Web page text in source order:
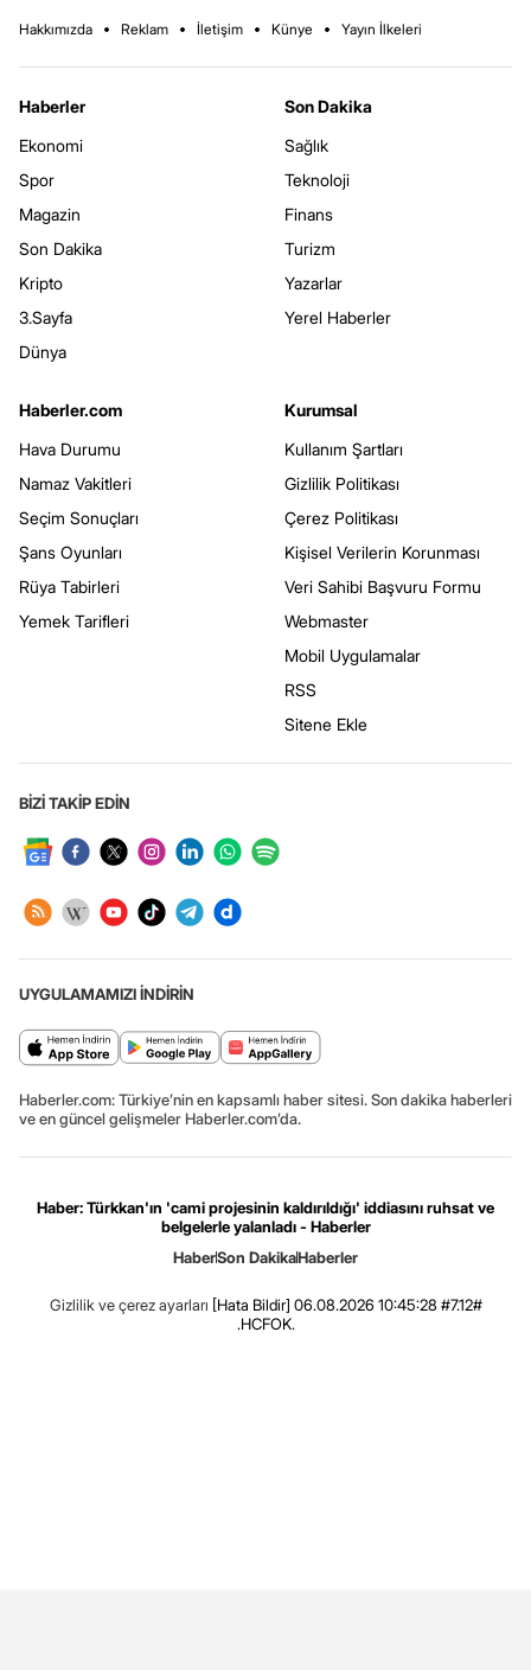
Hakkımızda Reklam İletişim Künye Yayın İlkeleri
Haberler
Ekonomi
Spor
Magazin
Son Dakika
Kripto
3.Sayfa
Dünya
Son Dakika
Sağlık
Teknoloji
Finans
Turizm
Yazarlar
Yerel Haberler
Haberler.com
Hava Durumu
Namaz Vakitleri
Seçim Sonuçları
Şans Oyunları
Rüya Tabirleri
Yemek Tarifleri
Kurumsal
Kullanım Şartları
Gizlilik Politikası
Çerez Politikası
Kişisel Verilerin Korunması
Veri Sahibi Başvuru Formu
Webmaster
Mobil Uygulamalar
RSS
Sitene Ekle
BİZİ TAKİP EDİN
UYGULAMAMIZI İNDİRİN
Haberler.com: Türkiye’nin en kapsamlı haber sitesi. Son dakika haberleri
ve en güncel gelişmeler Haberler.com’da.
Haber: Türkkan'ın 'cami projesinin kaldırıldığı' iddiasını ruhsat ve
belgelerle yalanladı - Haberler
HaberSon DakikaHaberler
Gizlilik ve çerez ayarları [Hata Bildir] 06.08.2026 10:45:28 #7.12#
.HCFOK.